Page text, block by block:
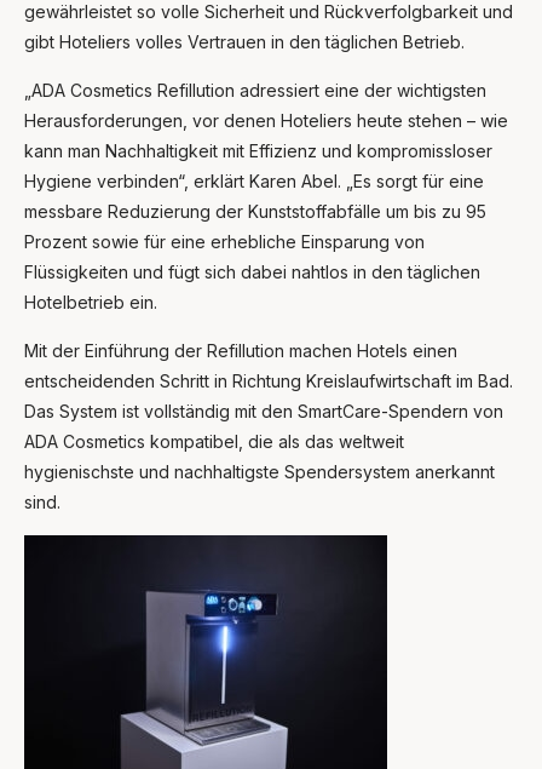
gewährleistet so volle Sicherheit und Rückverfolgbarkeit und
gibt Hoteliers volles Vertrauen in den täglichen Betrieb.
„ADA Cosmetics Refillution adressiert eine der wichtigsten
Herausforderungen, vor denen Hoteliers heute stehen – wie
kann man Nachhaltigkeit mit Effizienz und kompromissloser
Hygiene verbinden“, erklärt Karen Abel. „Es sorgt für eine
messbare Reduzierung der Kunststoffabfälle um bis zu 95
Prozent sowie für eine erhebliche Einsparung von
Flüssigkeiten und fügt sich dabei nahtlos in den täglichen
Hotelbetrieb ein.
Mit der Einführung der Refillution machen Hotels einen
entscheidenden Schritt in Richtung Kreislaufwirtschaft im Bad.
Das System ist vollständig mit den SmartCare-Spendern von
ADA Cosmetics kompatibel, die als das weltweit
hygienischste und nachhaltigste Spendersystem anerkannt
sind.